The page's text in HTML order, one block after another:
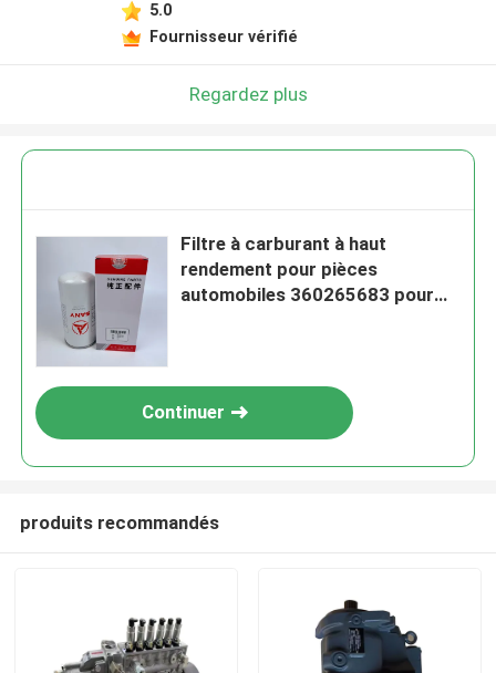
5.0
Fournisseur vérifié
Regardez plus
Filtre à carburant à haut
rendement pour pièces
automobiles 360265683 pour
Continuer
produits recommandés